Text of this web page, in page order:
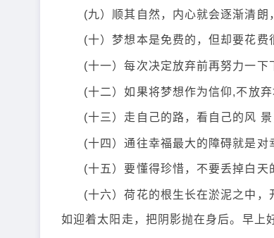
(九）顺其自然，内心就会逐渐清朗
(十）梦想本是免费的，但却要花费
(十一）每次决定放弃前再努力一下
(十二）如果将梦想作为信仰,不放
(十三）走自己的路，看自己的风
(十四）通往幸福最大的障碍就是对
(十五）要懂得珍惜，不要丢掉白天
(十六）荷花的根生长在淤泥之中
如迎着太阳走，把阴影抛在身后。早上